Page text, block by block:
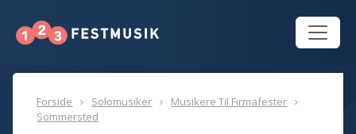
Forside Solomusiker
Musikere Til Firmafester
Sommersted